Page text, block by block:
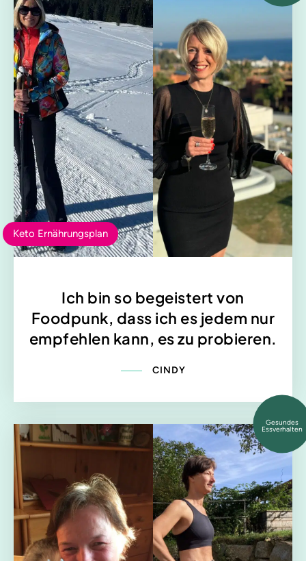
Keto Ernährungsplan
Ich bin so begeistert von
Foodpunk, dass ich es jedem nur
empfehlen kann, es zu probieren.
CINDY
Gesundes
Essverhalten